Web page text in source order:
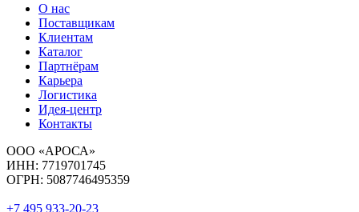
О нас
Поставщикам
Клиентам
Каталог
Партнёрам
Карьера
Логистика
Идея-центр
Контакты
ООО «АРОСА»
ИНН: 7719701745
ОГРН: 5087746495359
+7 495 933-20-23